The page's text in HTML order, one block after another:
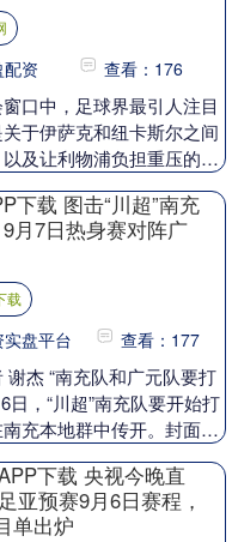
资 查看：176
口中，足球界最引人注目
于伊萨克和纽卡斯尔之间
及让利物浦负担重压的最
致....
下载 图击“川超”南充
月7日热身赛对阵广
载
盘平台 查看：177
谢杰 “南充队和广元队要打
日，“川超”南充队要开始打
充本地群中传开。封面新
下载 央视今晚直
亚预赛9月6日赛程，
单出炉